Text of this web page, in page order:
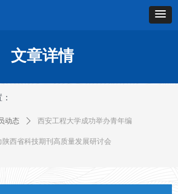
动态 ꄲ 西安工程大学成功举办青年编
西省科技期刊高质量发展研讨会
文章详情